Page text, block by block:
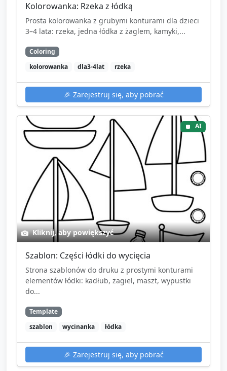
Kolorowanka: Rzeka z łódką
Prosta kolorowanka z grubymi konturami dla dzieci
3–4 lata: rzeka, jedna łódka z żaglem, kamyki,...
Coloring
kolorowanka
dla3-4lat rzeka
🎉 Zarejestruj się, aby pobrać
AI
Kliknij, aby powiększyć
Szablon: Części łódki do wycięcia
Strona szablonów do druku z prostymi konturami
elementów łódki: kadłub, żagiel, maszt, wypustki
do...
Template
szablon
wycinanka łódka
🎉 Zarejestruj się, aby pobrać